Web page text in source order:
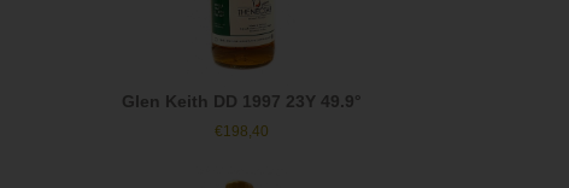
Glen Keith DD 1997 23Y 49.9°
€198,40